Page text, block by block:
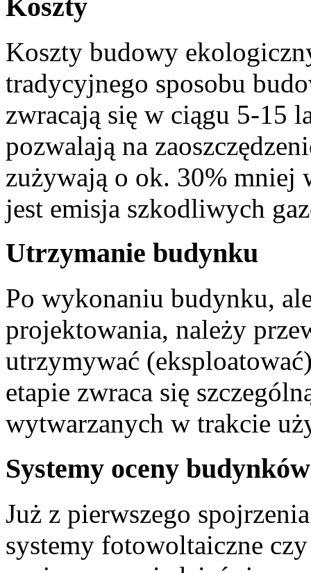
Koszty
Koszty budowy
tradycyjnego sposobu
zwracają się w ciągu 5-15
pozwalają na
zużywają o ok. 30% mniej
jest emisja szkodliwych
Utrzymanie budynku
Po wykonaniu budynku,
projektowania, należy
utrzymywać
etapie zwraca się
wytwarzanych w trakcie
Systemy oceny budynków
Już z pierwszego
systemy fotowoltaiczne